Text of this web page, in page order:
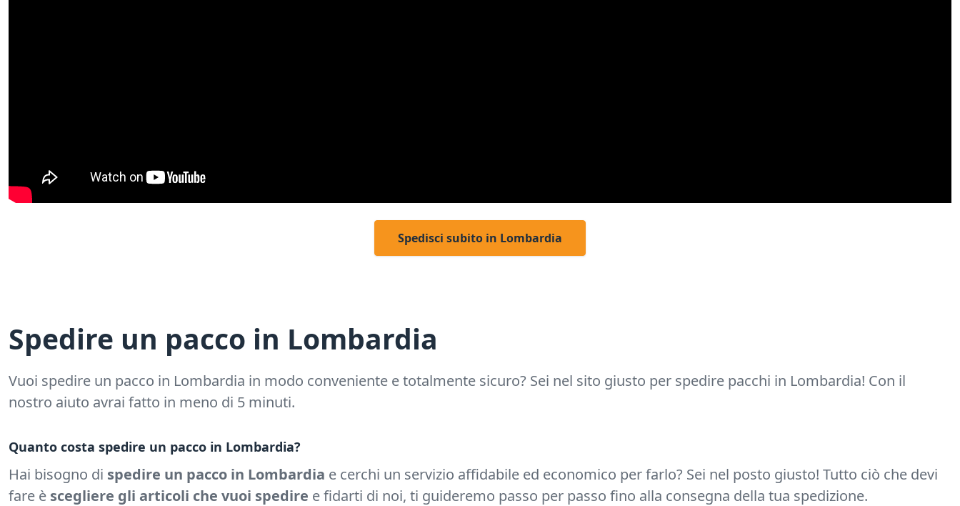
Spedisci subito in Lombardia
Spedire un pacco in Lombardia
Vuoi spedire un pacco in Lombardia in modo conveniente e totalmente sicuro? Sei nel sito giusto per spedire pacchi in Lombardia! Con il
nostro aiuto avrai fatto in meno di 5 minuti.
Quanto costa spedire un pacco in Lombardia?
Hai bisogno di spedire un pacco in Lombardia e cerchi un servizio affidabile ed economico per farlo? Sei nel posto giusto! Tutto ciò che devi
fare è scegliere gli articoli che vuoi spedire e fidarti di noi, ti guideremo passo per passo fino alla consegna della tua spedizione.